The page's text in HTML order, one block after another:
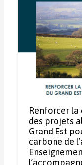
Renforcer la
des projets
Grand Est
carbone de